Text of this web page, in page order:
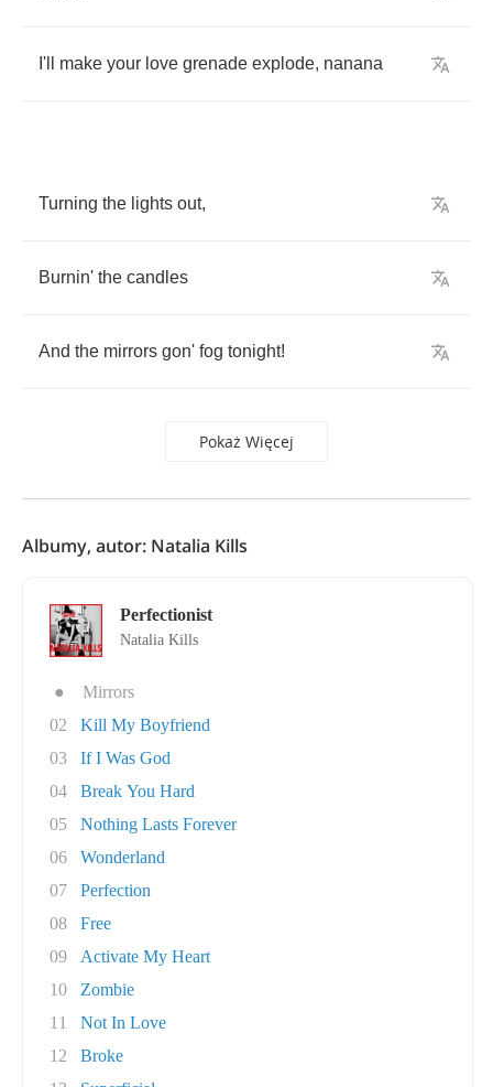
I'll make your love grenade explode, nanana
Turning the lights out,
Burnin' the candles
And the mirrors gon' fog tonight!
Pokaż Więcej
Albumy, autor: Natalia Kills
Perfectionist
Natalia Kills
●
Mirrors
02
Kill My Boyfriend
03
If I Was God
04
Break You Hard
05
Nothing Lasts Forever
06
Wonderland
07
Perfection
08
Free
09
Activate My Heart
10
Zombie
11
Not In Love
12
Broke